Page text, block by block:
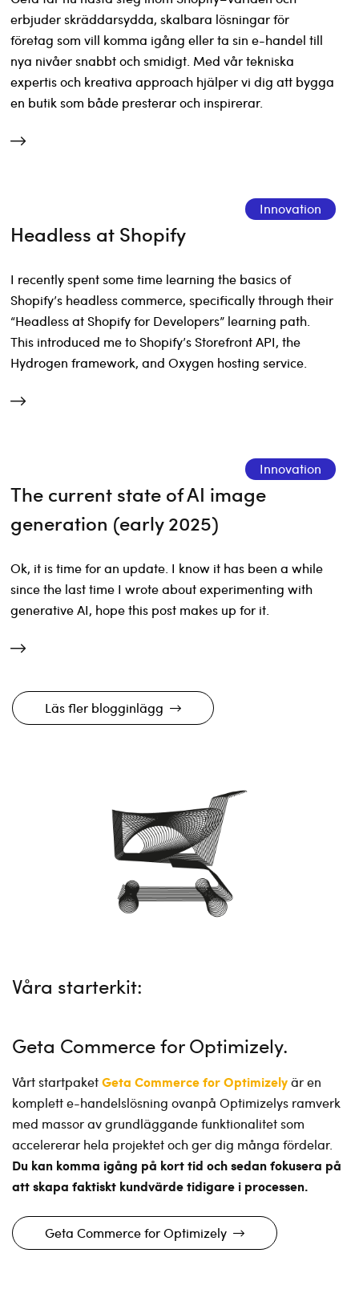
erbjuder skräddarsydda, skalbara lösningar för
företag som vill komma igång eller ta sin e-handel till
nya nivåer snabbt och smidigt. Med vår tekniska
expertis och kreativa approach hjälper vi dig att bygga
en butik som både presterar och inspirerar.
Innovation
Headless at Shopify
I recently spent some time learning the basics of
Shopify’s headless commerce, specifically through their
“Headless at Shopify for Developers” learning path.
This introduced me to Shopify’s Storefront API, the
Hydrogen framework, and Oxygen hosting service.
Innovation
The current state of AI image
generation (early 2025)
Ok, it is time for an update. I know it has been a while
since the last time I wrote about experimenting with
generative AI, hope this post makes up for it.
Läs fler blogginlägg
Våra starterkit:
Geta Commerce for Optimizely
Vårt startpaketGeta Commerce for Optimizelyär en
komplett e-handelslösning ovanpå Optimizelys ramverk
med massor av grundläggande funktionalitet som
accelererar hela projektet och ger dig många fördelar.
Du kan komma igång på kort tid och sedan fokusera på
att skapa faktiskt kundvärde tidigare i processen.
Geta Commerce for Optimizely